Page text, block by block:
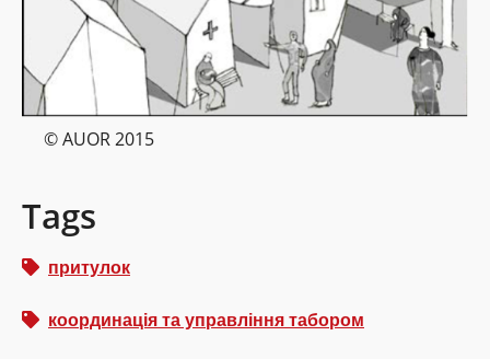
© AUOR 2015
Tags
притулок
координація та управління табором